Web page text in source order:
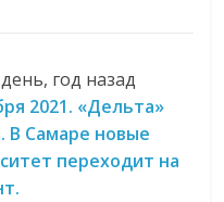
год назад
2021. «Дельта»
В Самаре новые
переходит на